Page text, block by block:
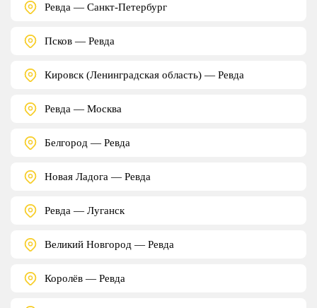
Ревда — Санкт-Петербург
Псков — Ревда
Кировск (Ленинградская область) — Ревда
Ревда — Москва
Белгород — Ревда
Новая Ладога — Ревда
Ревда — Луганск
Великий Новгород — Ревда
Королёв — Ревда